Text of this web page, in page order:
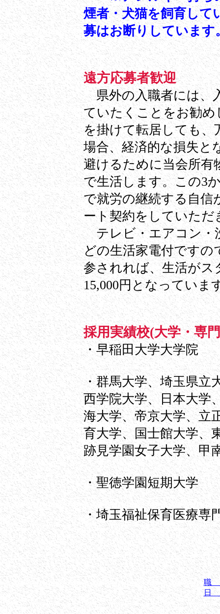
煙者・犬猫を飼育して
募はお断りしています
遠方応募者歓迎
県外の入職者には、
ていたくことをお勧
を掛けて転居しても
場合、経済的な損失と
避けるために当会所有
で生活します。この3
で就労の継続する自信
ート契約をしていただ
テレビ・エアコン・
どの生活家電付ですの
参されれば、生活がス
15,000円となっていま
採用実績校(大学・専
・早稲田大学大学院
・群馬大学、埼玉県立
西学院大学、日本大学
海大学、帝京大学、立
育大学、国士館大学、
跡見学園女子大学、甲
・聖徳学園短期大学
・埼玉福祉保育医療専
職
日